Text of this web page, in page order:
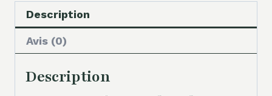
Description
Avis (0)
Description